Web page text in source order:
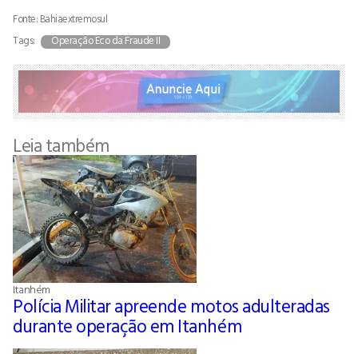
Fonte: Bahiaextremosul
Tags:
Operação Eco da Fraude II
Leia também
Itanhém
Polícia Militar apreende motos adulteradas
durante operação em Itanhém